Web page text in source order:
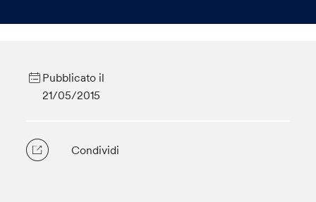
Pubblicato il
21/05/2015
Condividi